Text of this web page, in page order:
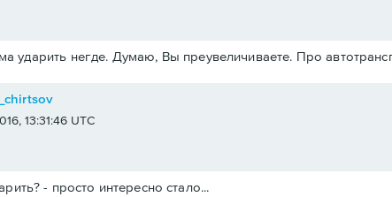
ударить негде. Думаю, Вы преувеличиваете. Про
13:31:46 UTC
- просто интересно стало...